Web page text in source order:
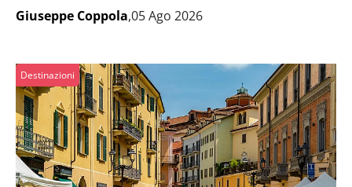
Giuseppe Coppola,05 Ago 2026
Destinazioni